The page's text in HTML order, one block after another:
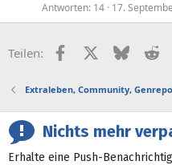
Antworten 14 17.
Teilen: FacebookX (Twitter)
Bluesky
Extraleben, Community,
Nichts mehr
Erhalte eine Push-